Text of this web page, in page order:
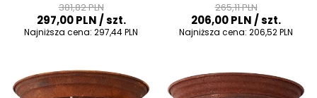
381,82 PLN
297,00 PLN/ szt.
Najniższa cena: 297,44 PLN
265,11 PLN
206,00 PLN/ szt.
Najniższa cena: 206,52 PLN